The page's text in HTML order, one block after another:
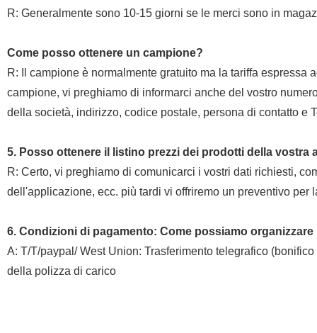
R: Generalmente sono 10-15 giorni se le merci sono in
Come posso ottenere un campione?
R: Il campione è normalmente gratuito ma la tariffa
campione, vi preghiamo di informarci anche del vostro
della società, indirizzo, codice postale, persona di contatto e
5. Posso ottenere il listino prezzi dei prodotti della vostra
R: Certo, vi preghiamo di comunicarci i vostri dati richiesti,
dell'applicazione, ecc. più tardi vi offriremo un preventivo per
6. Condizioni di pagamento: Come possiamo
A: T/T/paypal/ West Union: Trasferimento telegrafico
della polizza di carico